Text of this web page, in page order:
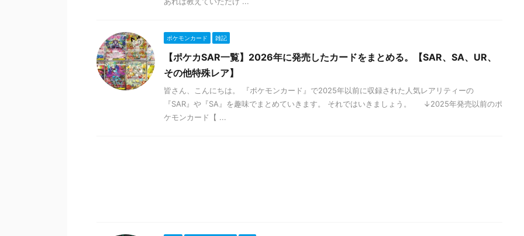
ポケモンカード 雑記
【ポケカSAR一覧】2026年に発売したカードをまとめる。【SAR、SA、UR、
その他特殊レア】
皆さん、こんにちは。 『ポケモンカード』で2025年以前に収録された人気レアリティーの
『SAR』や『SA』を趣味でまとめていきます。 それではいきましょう。 ↓2025年発売以前のポ
ケモンカード【 ...